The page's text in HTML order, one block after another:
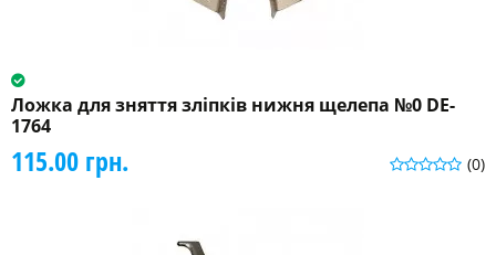
Ложка для зняття зліпків нижня щелепа №0 DE-
1764
(0)
115.00 грн.